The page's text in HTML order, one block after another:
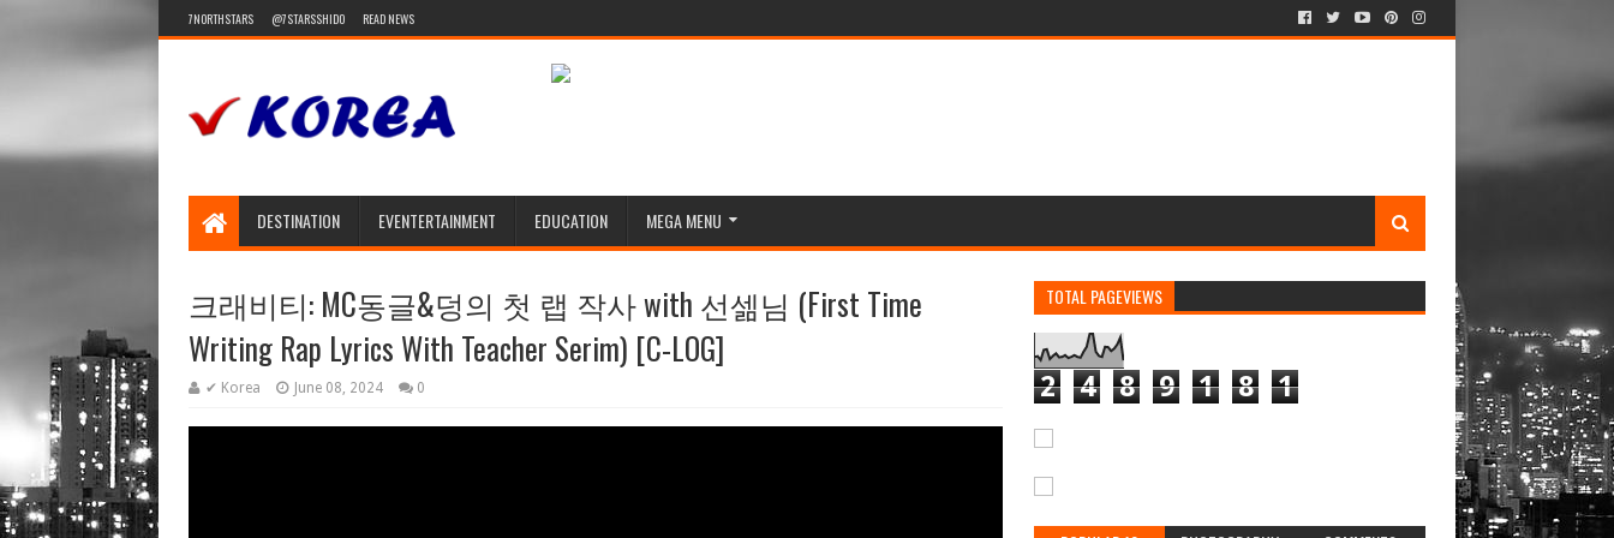
7NORTHSTARS @7STARSSHIDO READ NEWS
DESTINATION EVENTERTAINMENT EDUCATION MEGA MENU
크래비티: MC동글&덩의 첫 랩 작사 with 선셂님 (First Time
Writing Rap Lyrics With Teacher Serim) [C-LOG]
✔ Korea June 08, 2024 0
TOTAL PAGEVIEWS
2 4 8 9 1 8 1